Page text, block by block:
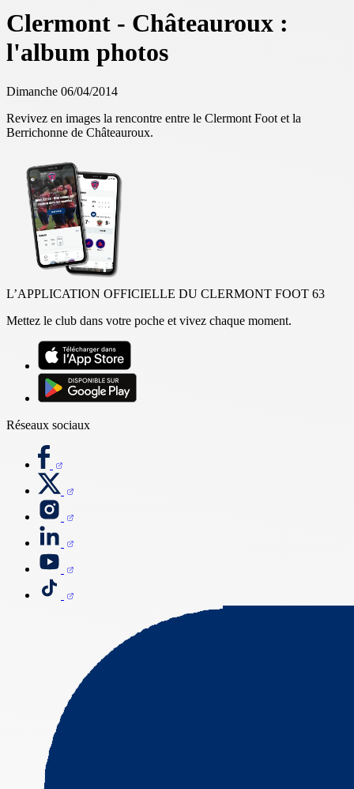
Clermont - Châteauroux :
l'album photos
Dimanche 06/04/2014
Revivez en images la rencontre entre le Clermont Foot et la
Berrichonne de Châteauroux.
L’APPLICATION OFFICIELLE DU CLERMONT FOOT 63
Mettez le club dans votre poche et vivez chaque moment.
Réseaux sociaux